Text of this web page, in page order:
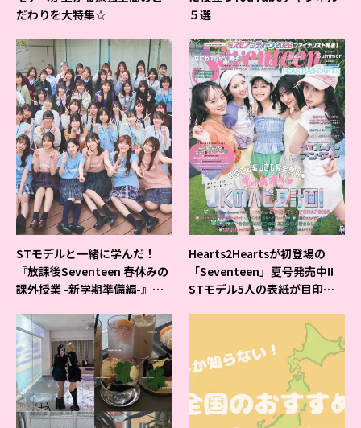
だわりを大特集☆
５選
STモデルと一緒に学んだ！
『放課後Seventeen 春休みの
課外授業 -新学期準備編-』イ
Hearts2Heartsが初登場の
「Seventeen」夏号発売中!!
STモデル5人の表紙が目印だ